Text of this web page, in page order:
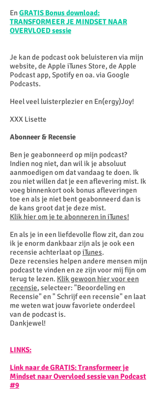
EnGRATIS Bonus download:
TRANSFORMEER JE MINDSET NAAR
OVERVLOED sessie
Je kan de podcast ook beluisteren via mijn
website, de Apple iTunes Store, de Apple
Podcast app, Spotify en oa. via Google
Podcasts.
Heel veel luisterplezier en En(ergy)Joy!
XXX Lisette
Abonneer & Recensie
Ben je geabonneerd op mijn podcast?
Indien nog niet, dan wil ik je absoluut
aanmoedigen om dat vandaag te doen. Ik
zou niet willen dat je een aflevering mist. Ik
voeg binnenkort ook bonus afleveringen
toe en als je niet bent geabonneerd dan is
de kans groot dat je deze mist.
Klik hier om je te abonneren in iTunes!
En als je in een liefdevolle flow zit, dan zou
ik je enorm dankbaar zijn als je ook een
recensie achterlaat opiTunes.
Deze recensies helpen andere mensen mijn
podcast te vinden en ze zijn voor mij fijn om
terug te lezen. Klik gewoon hier voor een
recensie, selecteer: "Beoordeling en
Recensie" en " Schrijf een recensie" en laat
me weten wat jouw favoriete onderdeel
van de podcast is.
Dankjewel!
LINKS:
Link naar de GRATIS: Transformeer je
Mindset naar Overvloed sessie van Podcast
#9